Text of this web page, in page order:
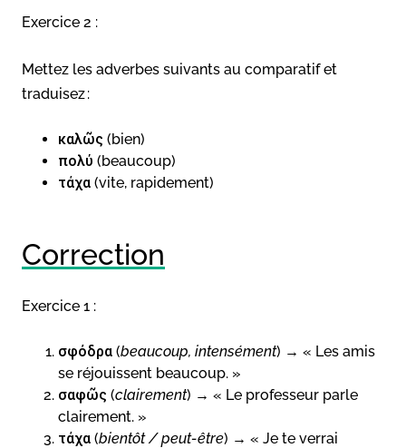
Exercice 2 :
Mettez les adverbes suivants au comparatif et
traduisez :
καλῶς (bien)
πολύ (beaucoup)
τάχα (vite, rapidement)
Correction
Exercice 1 :
σφόδρα (beaucoup, intensément) → « Les amis
se réjouissent beaucoup. »
σαφῶς (clairement) → « Le professeur parle
clairement. »
τάχα (bientôt / peut-être) → « Je te verrai